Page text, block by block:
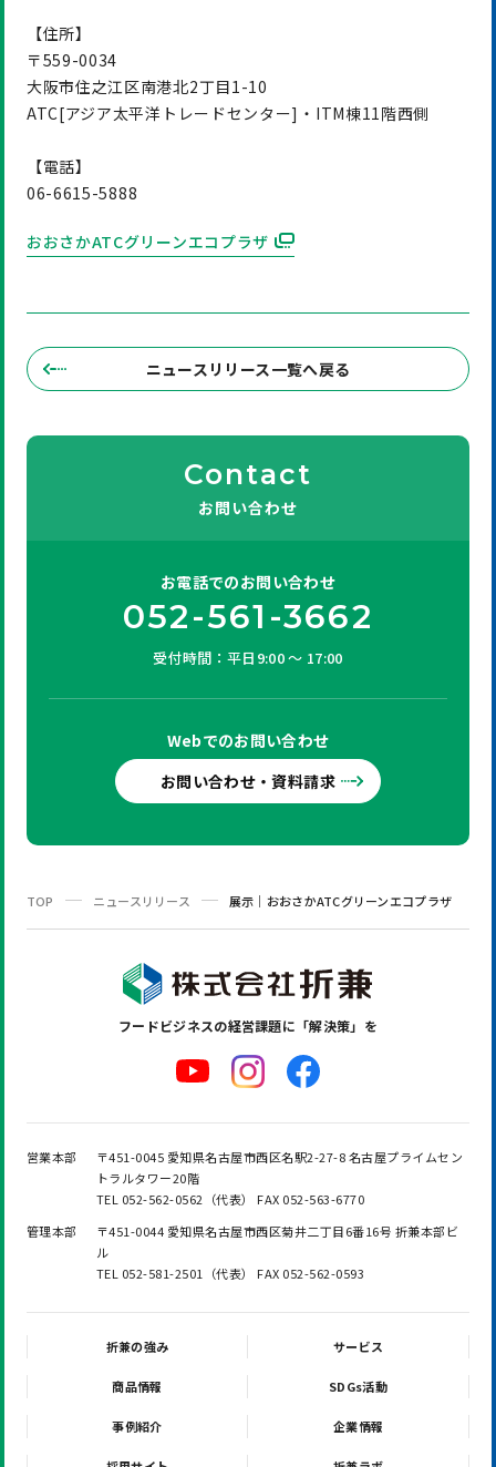
【住所】
〒559-0034
大阪市住之江区南港北2丁目1-10
ATC[アジア太平洋トレードセンター]・ITM棟11階西側
【電話】
06-6615-5888
おおさかATCグリーンエコプラザ
ニュースリリース一覧へ戻る
Contact
お問い合わせ
お電話でのお問い合わせ
052-561-3662
受付時間：平日9:00 ～ 17:00
Webでのお問い合わせ
お問い合わせ・資料請求
TOP ニュースリリース 展示｜おおさかATCグリーンエコプラザ
フードビジネスの経営課題に「解決策」を
営業本部
〒451-0045 愛知県名古屋市西区名駅2-27-8 名古屋プライムセン
トラルタワー20階
TEL 052-562-0562（代表） FAX 052-563-6770
管理本部
〒451-0044 愛知県名古屋市西区菊井二丁目6番16号 折兼本部ビ
ル
TEL 052-581-2501（代表） FAX 052-562-0593
折兼の強み サービス
商品情報 SDGs活動
事例紹介 企業情報